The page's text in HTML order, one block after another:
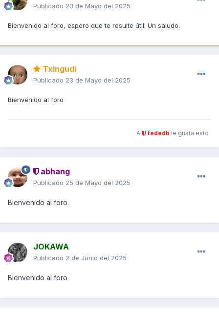
Publicado 23 de Mayo del 2025
Bienvenido al foro, espero que te resulte útil. Un saludo.
Txingudi
Publicado 23 de Mayo del 2025
Bienvenido al foro
A fededb le gusta esto
abhang
Publicado 25 de Mayo del 2025
Bienvenido al foro.
JOKAWA
Publicado 2 de Junio del 2025
Bienvenido al foro